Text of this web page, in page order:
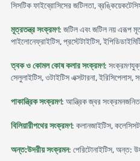
সিসটিক ফাইব্রোসিসের জটিলতা,
মূত্রতন্ত্র সংক্রমণ: জটিল এবং জটিল নয় এরূপ
পাইলোনেফ্রাইটিস, প্রস্টেটাইটিস,
ত্বক ও কোমল কোষ কলার সংক্রমণ:
সেলুলাইটিস, ওটাইটিস এক্সটারনা, ইরিসিপেলাস,
পাকান্ত্রিক সংক্রমণ: আন্ত্রিক জ্বর সংক্রমনজনিত
বিলিয়ারীপথের সংক্রমণ: কলানজাইটিস,
অন্ত:উদরীয় সংক্রমন: পেরিটোনাইটিস, অন্ত: